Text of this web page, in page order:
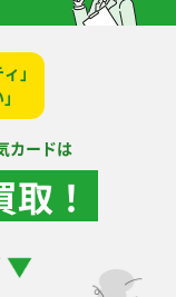
6,600
5,700
ドキン
ロケット団のミュウツ
￥4,900
022/050 R
」
カードは
！